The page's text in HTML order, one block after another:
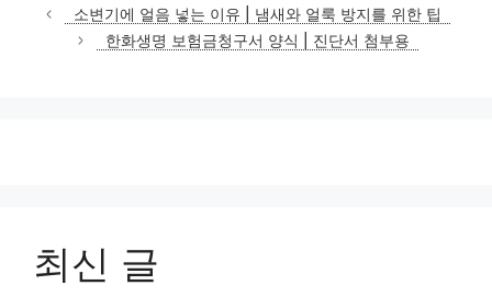
테
고
리
소변기에 얼음 넣는 이유 | 냄새와 얼룩 방지를 위한 팁
한화생명 보험금청구서 양식 | 진단서 첨부용
최신 글